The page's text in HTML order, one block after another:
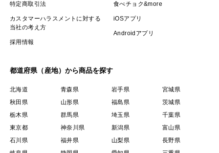
特定商取引法
カスタマーハラスメントに対する
当社の考え方
採用情報
食べチョク&more
iOSアプリ
Androidアプリ
都道府県（産地）から商品を探す
北海道 青森県 岩手県
宮城県
秋田県
山形県 福島県
茨城県
栃木県
群馬県 埼玉県
千葉県
東京都
神奈川県 新潟県
富山県
石川県
福井県 山梨県
長野県